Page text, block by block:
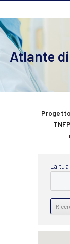
Atlante
L’ordine
Ambito
Formazione
News
Contatti
La